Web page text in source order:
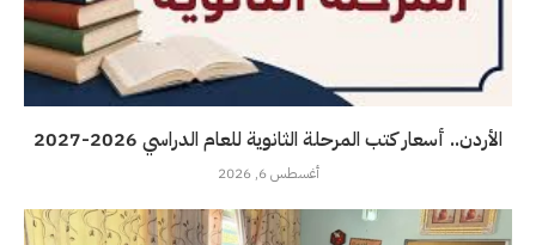
الأردن.. أسعار كتب المرحلة الثانوية للعام الدراسي 2026-2027
أغسطس 6, 2026